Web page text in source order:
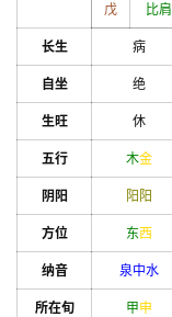
戊 比肩
长生 病
自坐 绝
生旺 休
五行 木金
阴阳 阳 阳
方位 东西
纳音 泉中水
所在旬 甲申